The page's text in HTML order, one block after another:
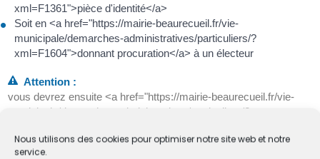
Nous utilisons des cookies pour optimiser notre site web et notre
service.
xml=F1361">pièce d'identité</a>
Soit en <a href="https://mairie-beaurecueil.fr/vie-
municipale/demarches-administratives/particuliers/?
xml=F1604">donnant procuration</a> à un électeur
Attention :
vous devrez ensuite <a href="https://mairie-beaurecueil.fr/vie-
municipale/demarches-administratives/particuliers/?